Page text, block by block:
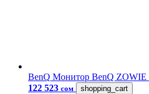
BenQ Монитор BenQ
122 523 сом shopping_cart